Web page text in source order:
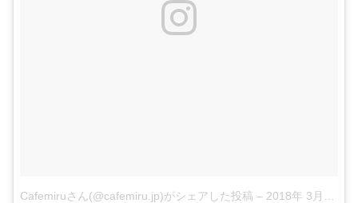
Cafemiruさん(@cafemiru.jp)がシェアした投稿 – 2018年 3月月16日午後6時54分PDT